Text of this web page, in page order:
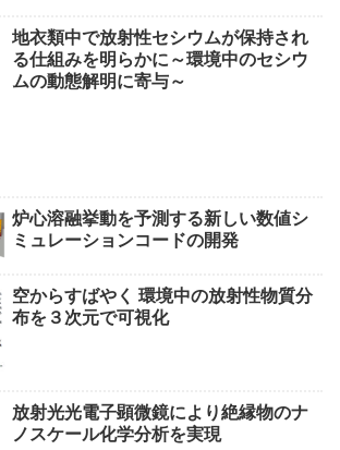
地衣類中で放射性セシウムが保持され
る仕組みを明らかに～環境中のセシウ
ムの動態解明に寄与～
炉心溶融挙動を予測する新しい数値シ
ミュレーションコードの開発
空からすばやく 環境中の放射性物質分
布を３次元で可視化
放射光光電子顕微鏡により絶縁物のナ
ノスケール化学分析を実現